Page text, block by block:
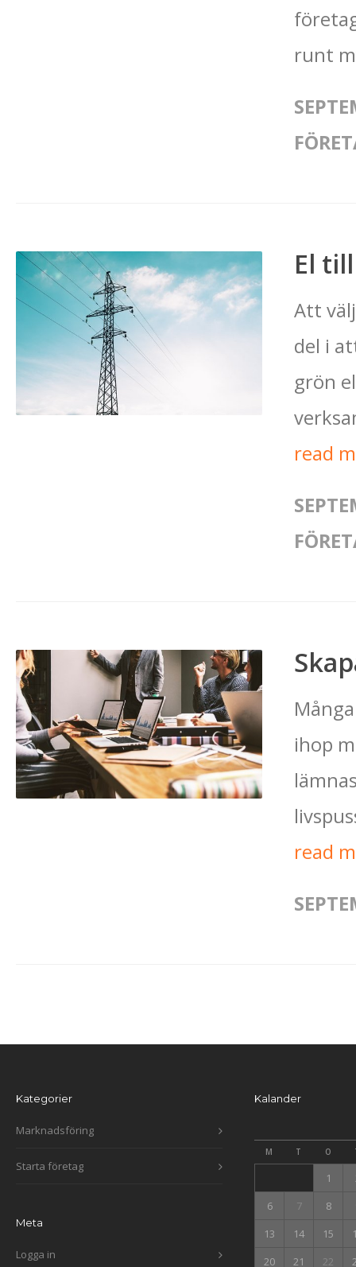
runt
El
Att
del i
grön
read
ihop
read
Kategorier
Marknadsföring
Starta företag
Meta
Logga in
Kalander
M T O
1
6
7 8
13
14 15
20
21 22